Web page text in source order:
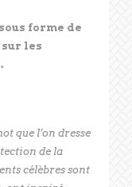
forme de
sur les
que l’on dresse
de la
célèbres sont